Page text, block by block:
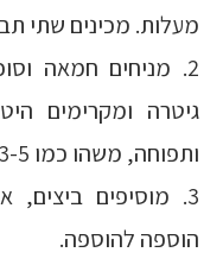
מעלות. מכינים שתי
2. מניחים חמאה
גיטרה ומקרימים
ותפוחה, משהו כמו 3-5 דקות.
3. מוסיפים
הוספה להוספה.